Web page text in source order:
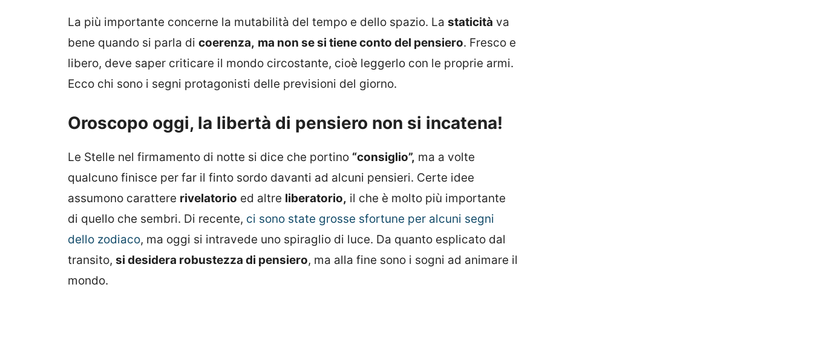
La più importante concerne la mutabilità del tempo e dello spazio. La staticità va
bene quando si parla di coerenza, ma non se si tiene conto del pensiero. Fresco e
libero, deve saper criticare il mondo circostante, cioè leggerlo con le proprie armi.
Ecco chi sono i segni protagonisti delle previsioni del giorno.
Oroscopo oggi, la libertà di pensiero non si incatena!
Le Stelle nel firmamento di notte si dice che portino “consiglio”, ma a volte
qualcuno finisce per far il finto sordo davanti ad alcuni pensieri. Certe idee
assumono carattere rivelatorio ed altre liberatorio, il che è molto più importante
di quello che sembri. Di recente, ci sono state grosse sfortune per alcuni segni
dello zodiaco, ma oggi si intravede uno spiraglio di luce. Da quanto esplicato dal
transito, si desidera robustezza di pensiero, ma alla fine sono i sogni ad animare il
mondo.